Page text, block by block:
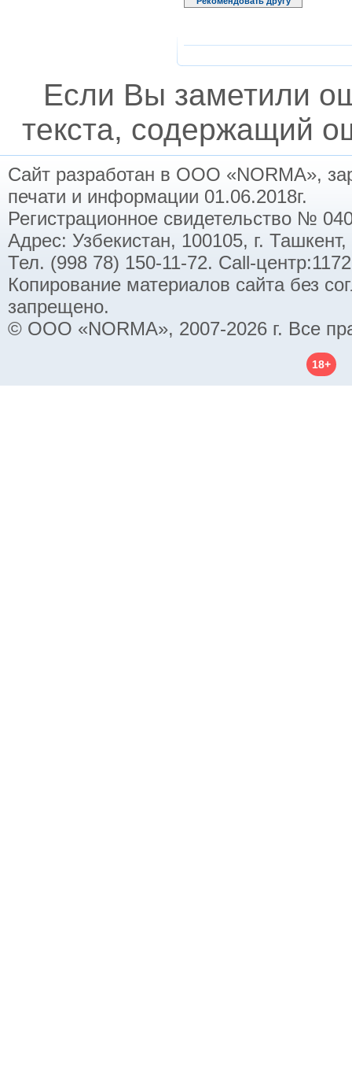
Если Вы заметили
текста, содержащий
Сайт разработан в ООО «NORMA»,
печати и информации 01.06.2018г.
Регистрационное свидетельство №
Адрес: Узбекистан, 100105, г.
Тел. (998 78) 150-11-72. Call-
Копирование материалов сайта без
запрещено.
© ООО «NORMA», 2007-2026 г. Все
18+